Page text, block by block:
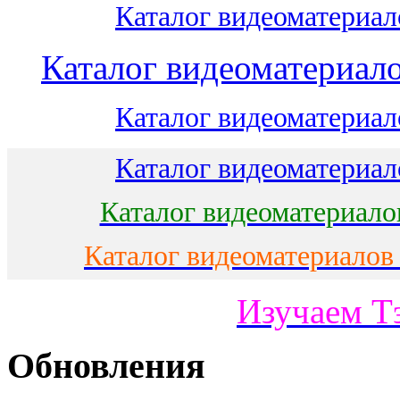
Каталог
Каталог
Каталог
Каталог
Каталог
Каталог
Изучаем
Обновления